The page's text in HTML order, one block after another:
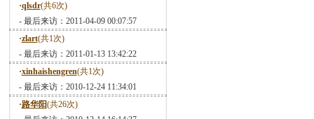
·qlsdr(共6次)
- 最后来访：2011-04-09 00:07:57
·zlart(共1次)
- 最后来访：2011-01-13 13:42:22
·xinhaishengren(共1次)
- 最后来访：2010-12-24 11:34:01
·路华阳(共26次)